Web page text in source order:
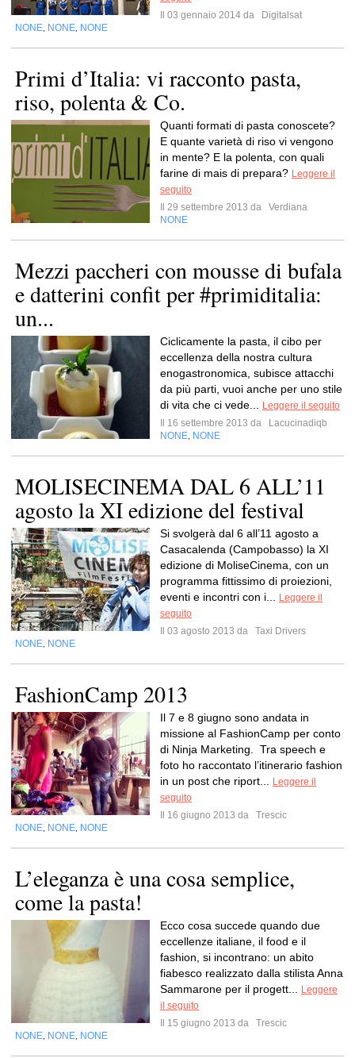
Il 03 gennaio 2014 da
Digitalsat
NONE NONE NONE
Primi d’Italia: vi racconto pasta,
riso, polenta & Co.
Quanti formati di pasta conoscete?
E quante varietà di riso vi vengono
in mente? E la polenta, con quali
farine di mais di prepara? Leggere il
seguito
Il 29 settembre 2013 da
Verdiana
NONE
Mezzi paccheri con mousse di bufala
e datterini confit per #primiditalia:
un...
Ciclicamente la pasta, il cibo per
eccellenza della nostra cultura
enogastronomica, subisce attacchi
da più parti, vuoi anche per uno stile
di vita che ci vede...
Leggere il seguito
Il 16 settembre 2013 da
Lacucinadiqb
NONE NONE
MOLISECINEMA DAL 6 ALL’11
agosto la XI edizione del festival
Si svolgerà dal 6 all’11 agosto a
Casacalenda (Campobasso) la XI
edizione di MoliseCinema, con un
programma fittissimo di proiezioni,
eventi e incontri con i...
Leggere il
seguito
Il 03 agosto 2013 da
Taxi Drivers
NONE NONE
FashionCamp 2013
Il 7 e 8 giugno sono andata in
missione al FashionCamp per conto
di Ninja Marketing. Tra speech e
foto ho raccontato l’itinerario fashion
in un post che riport...
Leggere il
seguito
Il 16 giugno 2013 da
Trescic
NONE NONE NONE
L’eleganza è una cosa semplice,
come la pasta!
Ecco cosa succede quando due
eccellenze italiane, il food e il
fashion, si incontrano: un abito
fiabesco realizzato dalla stilista Anna
Sammarone per il progett...
Leggere
il seguito
Il 15 giugno 2013 da
Trescic
NONE NONE NONE